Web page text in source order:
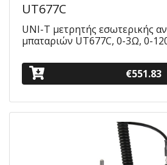
UT677C
UNI-T μετρητής εσωτερικής
μπαταριών UT677C, 0-3Ω, 0-
€551.83